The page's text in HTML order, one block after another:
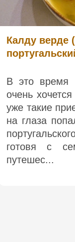
Калду верде
В это время
очень
уже такие
на глаза
готовя с
путешес...